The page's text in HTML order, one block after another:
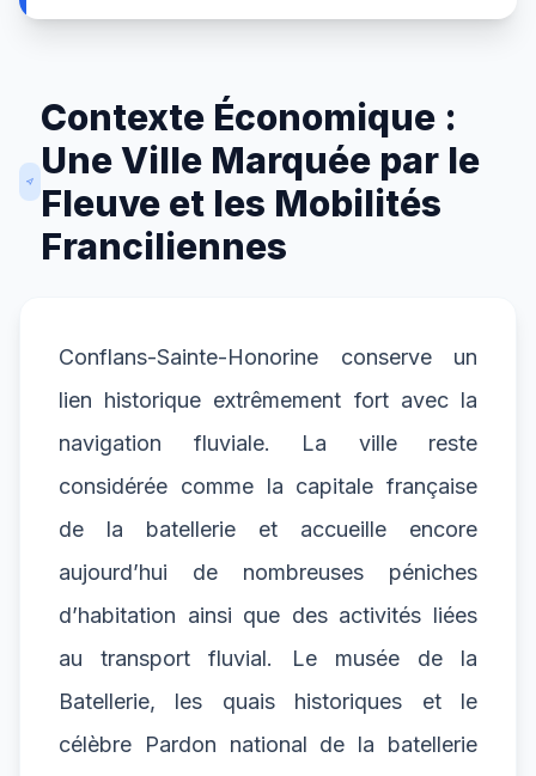
Contexte Économique :
Une Ville Marquée par le
Fleuve et les Mobilités
Franciliennes
Conflans-Sainte-Honorine conserve un
lien historique extrêmement fort avec la
navigation fluviale. La ville reste
considérée comme la capitale française
de la batellerie et accueille encore
aujourd’hui de nombreuses péniches
d’habitation ainsi que des activités liées
au transport fluvial. Le musée de la
Batellerie, les quais historiques et le
célèbre Pardon national de la batellerie